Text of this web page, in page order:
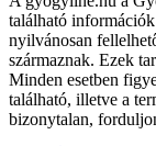
található
nyilvánosan
származnak. Ezek
Minden esetben
található, illetve a
bizonytalan,